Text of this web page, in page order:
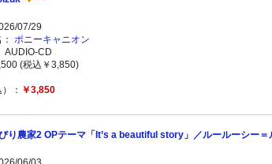
07/29
ポニーキャニオン
AUDIO-CD
(税込￥3,850)
： ￥3,850
り農家2 OPテーマ「It’s a beautiful story」／ルールーシー